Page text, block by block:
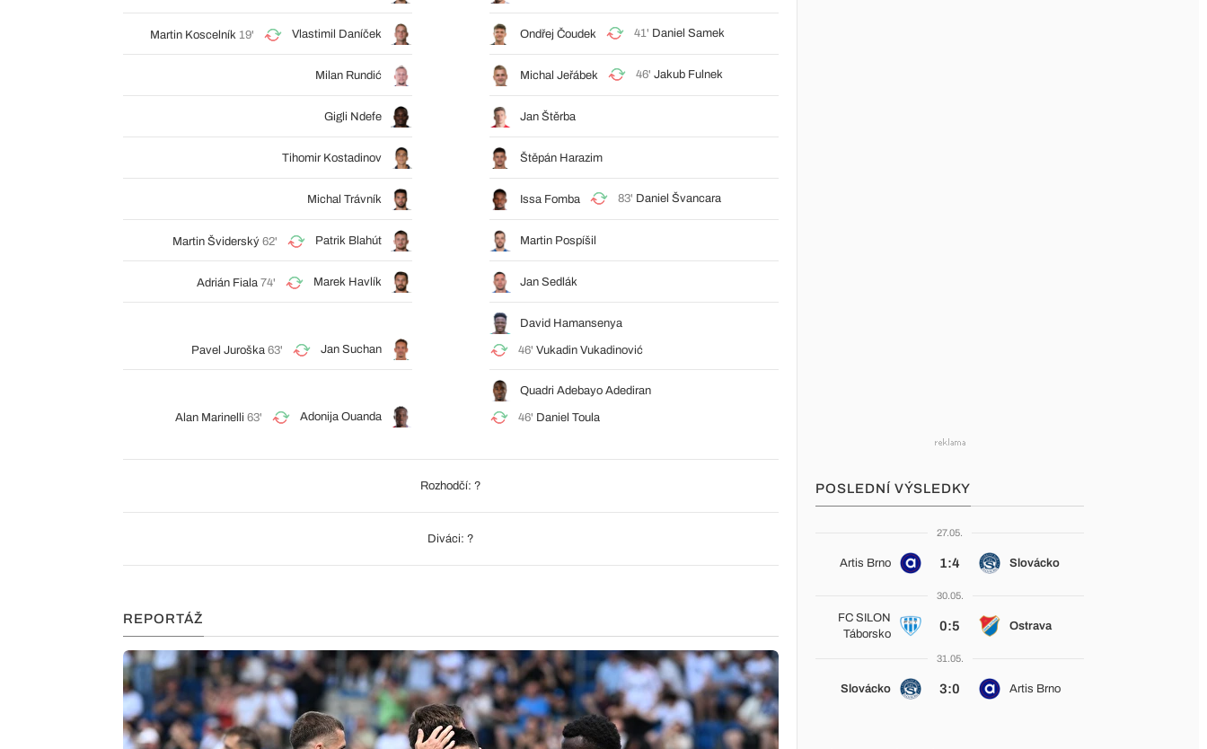
Martin Koscelník 19' Vlastimil Daníček Ondřej Čoudek 41' Daniel Samek
Milan Rundić Michal Jeřábek 46' Jakub Fulnek
Gigli Ndefe Jan Štěrba
Tihomir Kostadinov Štěpán Harazim
Michal Trávník Issa Fomba 83' Daniel Švancara
Martin Šviderský 62' Patrik Blahút Martin Pospíšil
Adrián Fiala 74' Marek Havlík Jan Sedlák
Pavel Juroška 63' Jan Suchan
David Hamansenya
46' Vukadin Vukadinović
Alan Marinelli 63' Adonija Ouanda
Quadri Adebayo Adediran
46' Daniel Toula
Rozhodčí: ?
Diváci: ?
REPORTÁŽ
POSLEDNÍ VÝSLEDKY
27.05.
Artis Brno 1:4 Slovácko
30.05.
FC SILON
Táborsko
0:5 Ostrava
31.05.
Slovácko 3:0 Artis Brno